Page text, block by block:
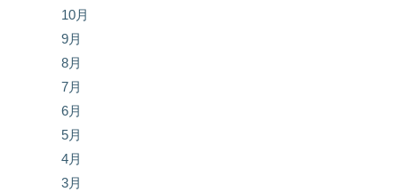
10月
9月
8月
7月
6月
5月
4月
3月